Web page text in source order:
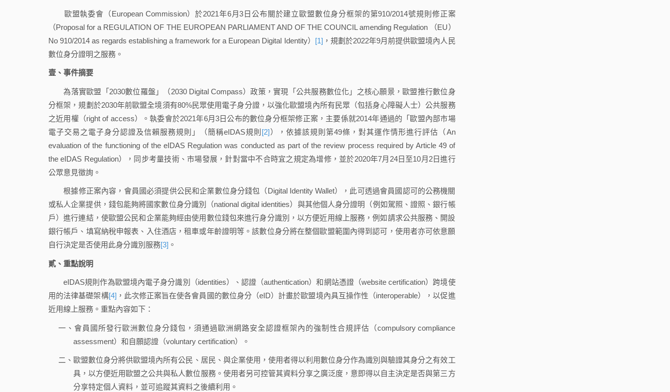
歐盟執委會（European Commission）於2021年6月3日公布關於建立歐盟數位身分框架的第910/2014號規則修正案
（Proposal for a REGULATION OF THE EUROPEAN PARLIAMENT AND OF THE COUNCIL amending Regulation （EU）
No 910/2014 as regards establishing a framework for a European Digital Identity） [1] ，規劃於2022年9月前提供歐盟境內人民
數位身分證明之服務。
壹、事件摘要
為落實歐盟「2030數位羅盤」（2030 Digital Compass）政策，實現「公共服務數位化」之核心願景，歐盟推行數位身
分框架，規劃於2030年前歐盟全境須有80%民眾使用電子身分證，以強化歐盟境內所有民眾（包括身心障礙人士）公共服務
之近用權（right of access）。執委會於2021年6月3日公布的數位身分框架修正案，主要係就2014年通過的「歐盟內部市場
電子交易之電子身分認證及信賴服務規則」（簡稱eIDAS規則 [2]），依據該規則第49條，對其運作情形進行評估（An
evaluation of the functioning of the eIDAS Regulation was conducted as part of the review process required by Article 49 of
the eIDAS Regulation），同步考量技術、市場發展，針對當中不合時宜之規定為增修，並於2020年7月24日至10月2日進行
公眾意見徵詢。
根據修正案內容，會員國必須提供公民和企業數位身分錢包（Digital Identity Wallet），此可透過會員國認可的公務機關
或私人企業提供，錢包能夠將國家數位身分識別（national digital identities）與其他個人身分證明（例如駕照、證照、銀行帳
戶）進行連結，使歐盟公民和企業能夠經由使用數位錢包來進行身分識別，以方便近用線上服務，例如請求公共服務、開設
銀行帳戶、填寫納稅申報表、入住酒店，租車或年齡證明等。該數位身分將在整個歐盟範圍內得到認可，使用者亦可依意願
自行決定是否使用此身分識別服務[3] 。
貳、重點說明
eIDAS規則作為歐盟境內電子身分識別（identities）、認證（authentication）和網站憑證（website certification）跨境使
用的法律基礎架構[4] ，此次修正案旨在使各會員國的數位身分（eID）計畫於歐盟境內具互操作性（interoperable），以促進
近用線上服務。重點內容如下：
一、會員國所發行歐洲數位身分錢包，須通過歐洲網路安全認證框架內的強制性合規評估（compulsory compliance
assessment）和自願認證（voluntary certification）。
二、歐盟數位身分將供歐盟境內所有公民、居民、與企業使用，使用者得以利用數位身分作為識別與驗證其身分之有效工
具，以方便近用歐盟之公共與私人數位服務。使用者另可控管其資料分享之廣泛度，意即得以自主決定是否與第三方
分享特定個人資料，並可追蹤其資料之後續利用。